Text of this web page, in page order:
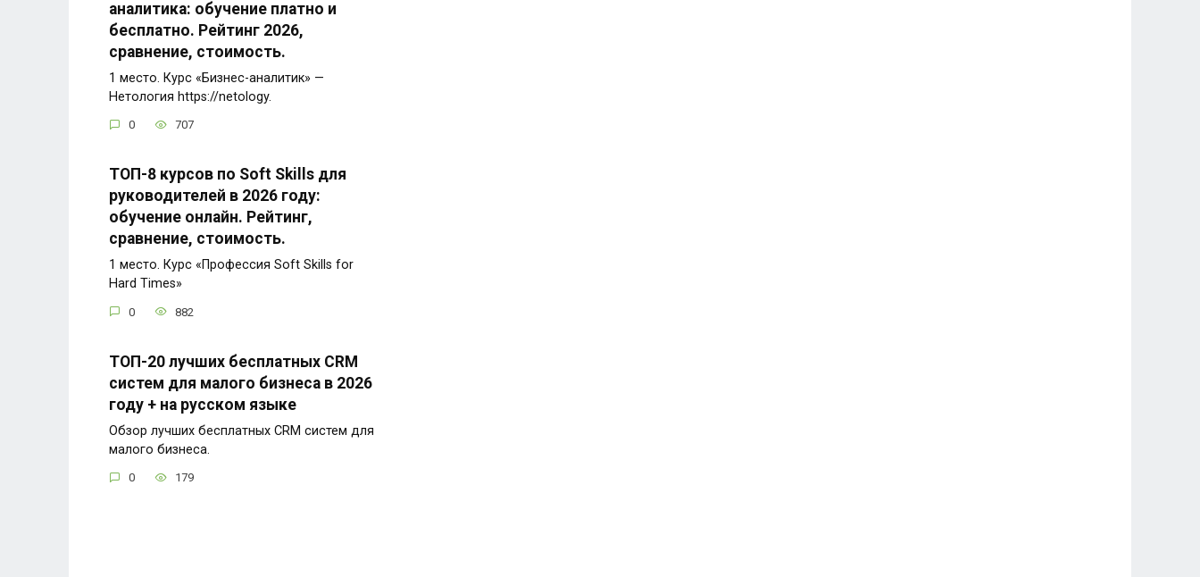
аналитика: обучение платно и
бесплатно. Рейтинг 2026,
сравнение, стоимость.
1 место. Курс «Бизнес-аналитик» —
Нетология https://netology.
0 707
ТОП-8 курсов по Soft Skills для
руководителей в 2026 году:
обучение онлайн. Рейтинг,
сравнение, стоимость.
1 место. Курс «Профессия Soft Skills for
Hard Times»
0 882
ТОП-20 лучших бесплатных CRM
систем для малого бизнеса в 2026
году + на русском языке
Обзор лучших бесплатных CRM систем для
малого бизнеса.
0 179